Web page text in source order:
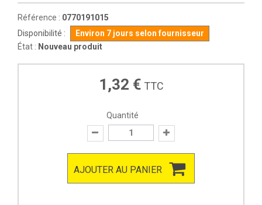
Référence : 0770191015
Disponibilité :
Environ 7 jours selon fournisseur
État : Nouveau produit
1,32 € TTC
Quantité
AJOUTER AU PANIER